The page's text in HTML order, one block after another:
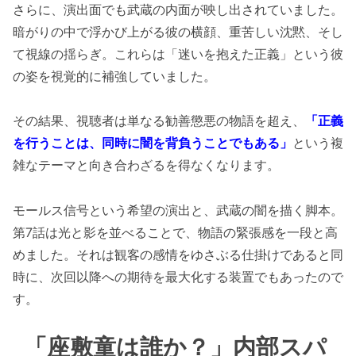
さらに、演出面でも武蔵の内面が映し出されていました。
暗がりの中で浮かび上がる彼の横顔、重苦しい沈黙、そし
て視線の揺らぎ。これらは「迷いを抱えた正義」という彼
の姿を視覚的に補強していました。
その結果、視聴者は単なる勧善懲悪の物語を超え、
「正義
を行うことは、同時に闇を背負うことでもある」 という複
雑なテーマと向き合わざるを得なくなります。
モールス信号という希望の演出と、武蔵の闇を描く脚本。
第7話は光と影を並べることで、物語の緊張感を一段と高
めました。それは観客の感情をゆさぶる仕掛けであると同
時に、次回以降への期待を最大化する装置でもあったので
す。
「座敷童は誰か？」内部スパ